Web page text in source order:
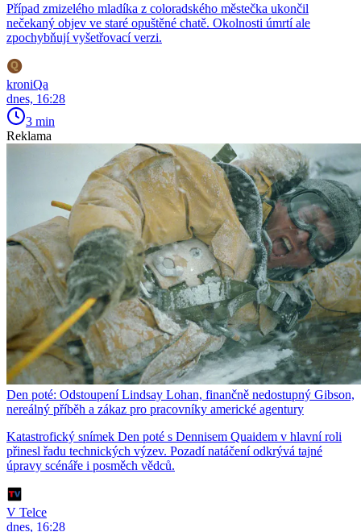
Případ zmizelého mladíka z coloradského městečka ukončil
nečekaný objev ve staré opuštěné chatě. Okolnosti úmrtí ale
zpochybňují vyšetřovací verzi.
kroniQa
dnes, 16:28
3 min
Reklama
Den poté: Odstoupení Lindsay Lohan, finančně nedostupný Gibson,
nereálný příběh a zákaz pro pracovníky americké agentury
Katastrofický snímek Den poté s Dennisem Quaidem v hlavní roli
přinesl řadu technických výzev. Pozadí natáčení odkrývá tajné
úpravy scénáře i posměch vědců.
V Telce
dnes, 16:28